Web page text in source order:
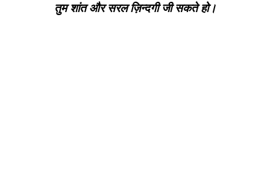
तुम शांत और सरल ज़िन्दगी जी सकते हो।